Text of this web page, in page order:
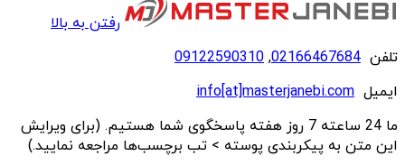
رفتن به بالا
تلفن 02166467684
,
09122590310
ایمیل info[at]masterjanebi.com
ما 24 ساعته 7 روز هفته پاسخگوی شما هستیم. (برای ویرایش
این متن به پیکربندی پوسته > تب برچسب‌ها مراجعه نمایید.)